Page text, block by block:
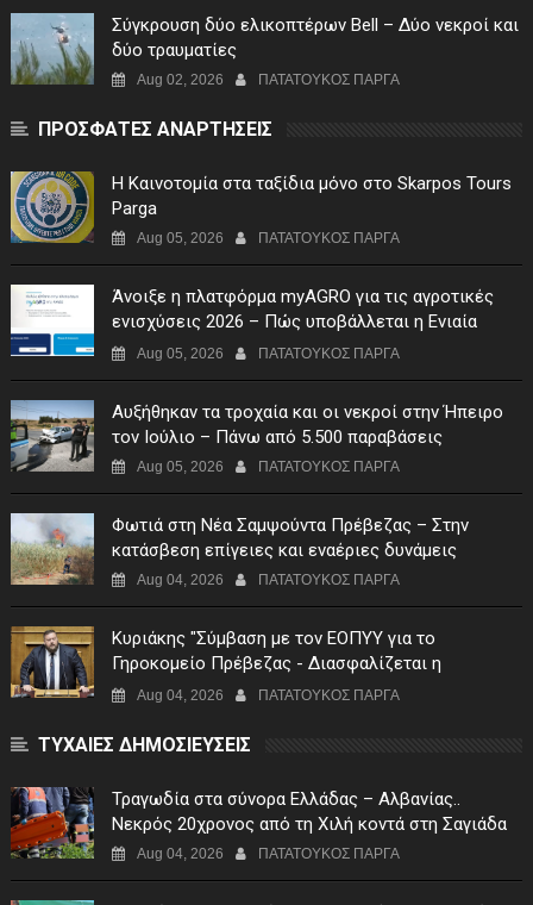
Σύγκρουση δύο ελικοπτέρων Bell – Δύο νεκροί και
δύο τραυματίες
Aug 02, 2026 ΠΑΤΑΤΟΥΚΟΣ ΠΑΡΓΑ
ΠΡΟΣΦΑΤΕΣ ΑΝΑΡΤΗΣΕΙΣ
Η Καινοτομία στα ταξίδια μόνο στο Skarpos Tours
Parga
Aug 05, 2026 ΠΑΤΑΤΟΥΚΟΣ ΠΑΡΓΑ
Άνοιξε η πλατφόρμα myAGRO για τις αγροτικές
ενισχύσεις 2026 – Πώς υποβάλλεται η Ενιαία
Αίτηση Ενίσχυσης
Aug 05, 2026 ΠΑΤΑΤΟΥΚΟΣ ΠΑΡΓΑ
Αυξήθηκαν τα τροχαία και οι νεκροί στην Ήπειρο
τον Ιούλιο – Πάνω από 5.500 παραβάσεις
Aug 05, 2026 ΠΑΤΑΤΟΥΚΟΣ ΠΑΡΓΑ
Φωτιά στη Νέα Σαμψούντα Πρέβεζας – Στην
κατάσβεση επίγειες και εναέριες δυνάμεις
Aug 04, 2026 ΠΑΤΑΤΟΥΚΟΣ ΠΑΡΓΑ
Κυριάκης "Σύμβαση με τον ΕΟΠΥΥ για το
Γηροκομείο Πρέβεζας - Διασφαλίζεται η
χρηματοδότηση της λειτουργίας του"
Aug 04, 2026 ΠΑΤΑΤΟΥΚΟΣ ΠΑΡΓΑ
ΤΥΧΑΙΕΣ ΔΗΜΟΣΙΕΥΣΕΙΣ
Τραγωδία στα σύνορα Ελλάδας – Αλβανίας..
Νεκρός 20χρονος από τη Χιλή κοντά στη Σαγιάδα
Aug 04, 2026 ΠΑΤΑΤΟΥΚΟΣ ΠΑΡΓΑ